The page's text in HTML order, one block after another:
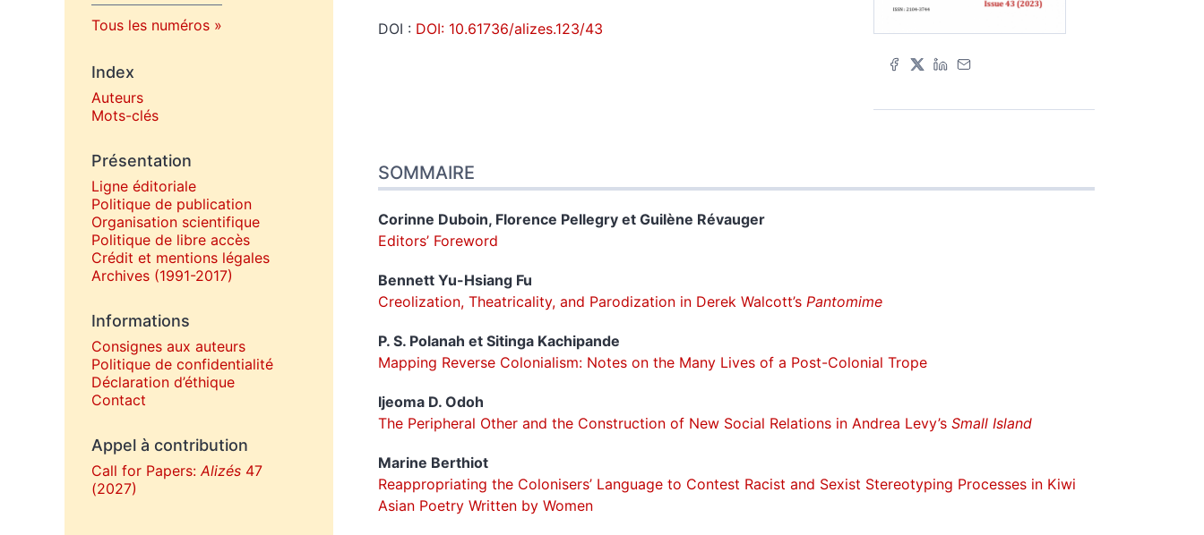
Tous les numéros
Index
Auteurs
Mots-clés
Présentation
Ligne éditoriale
Politique de publication
Organisation scientifique
Politique de libre accès
Crédit et mentions légales
Archives (1991-2017)
Informations
Consignes aux auteurs
Politique de confidentialité
Déclaration d’éthique
Contact
Appel à contribution
Call for Papers: Alizés 47
(2027)
DOI : DOI: 10.61736/alizes.123/43
SOMMAIRE
Corinne Duboin, Florence Pellegry et Guilène Révauger
Editors’ Foreword
Bennett Yu-Hsiang Fu
Creolization, Theatricality, and Parodization in Derek Walcott’s Pantomime
P. S. Polanah et Sitinga Kachipande
Mapping Reverse Colonialism: Notes on the Many Lives of a Post-Colonial Trope
Ijeoma D. Odoh
The Peripheral Other and the Construction of New Social Relations in Andrea Levy’s Small Island
Marine Berthiot
Reappropriating the Colonisers’ Language to Contest Racist and Sexist Stereotyping Processes in Kiwi
Asian Poetry Written by Women